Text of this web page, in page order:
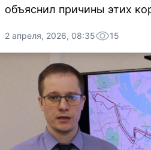
объяснил причины этих
2 апреля, 2026, 08:35 15